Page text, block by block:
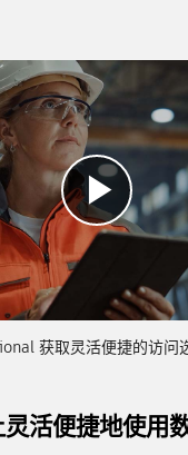
播
放
获取灵活便捷的访问
活便捷地使用